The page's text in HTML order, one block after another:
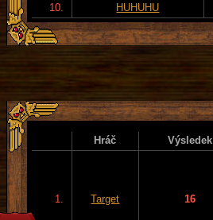
10.
HUHUHU
Hráč Výsledek
1. Target 16